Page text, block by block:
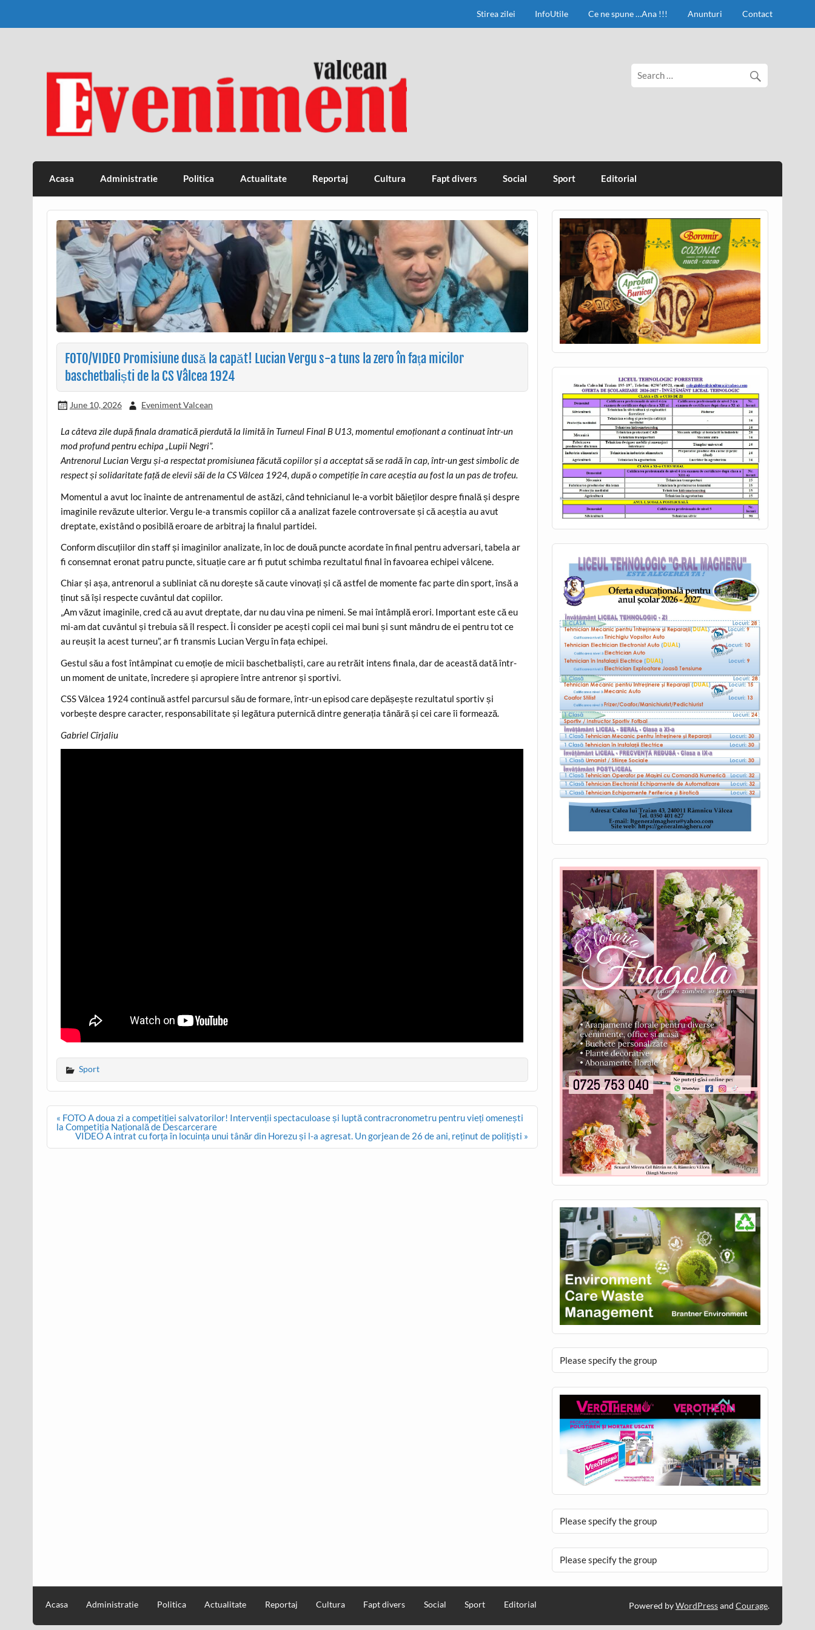
Stirea zilei InfoUtile Ce ne spune …Ana !!! Anunturi Contact
Eveniment Valcean
Acasa Administratie Politica Actualitate Reportaj Cultura Fapt divers Social Sport Editorial
FOTO/VIDEO Promisiune dusă la capăt! Lucian Vergu s-a tuns la zero în fața micilor
baschetbaliști de la CS Vâlcea 1924
June 10, 2026 Eveniment Valcean
La câteva zile după finala dramatică pierdută la limită în Turneul Final B U13, momentul emoționant a continuat într-un
mod profund pentru echipa „Lupii Negri”.
Antrenorul Lucian Vergu și-a respectat promisiunea făcută copiilor și a acceptat să se radă în cap, într-un gest simbolic de
respect și solidaritate față de elevii săi de la CS Vâlcea 1924, după o competiție în care aceștia au fost la un pas de trofeu.
Momentul a avut loc înainte de antrenamentul de astăzi, când tehnicianul le-a vorbit băieților despre finală și despre
imaginile revăzute ulterior. Vergu le-a transmis copiilor că a analizat fazele controversate și că aceștia au avut
dreptate, existând o posibilă eroare de arbitraj la finalul partidei.
Conform discuțiilor din staff și imaginilor analizate, în loc de două puncte acordate în final pentru adversari, tabela ar
fi consemnat eronat patru puncte, situație care ar fi putut schimba rezultatul final în favoarea echipei vâlcene.
Chiar și așa, antrenorul a subliniat că nu dorește să caute vinovați și că astfel de momente fac parte din sport, însă a
ținut să își respecte cuvântul dat copiilor.
„Am văzut imaginile, cred că au avut dreptate, dar nu dau vina pe nimeni. Se mai întâmplă erori. Important este că eu
mi-am dat cuvântul și trebuia să îl respect. Îi consider pe acești copii cei mai buni și sunt mândru de ei pentru tot ce
au reușit la acest turneu”, ar fi transmis Lucian Vergu în fața echipei.
Gestul său a fost întâmpinat cu emoție de micii baschetbaliști, care au retrăit intens finala, dar de această dată într-
un moment de unitate, încredere și apropiere între antrenor și sportivi.
CSS Vâlcea 1924 continuă astfel parcursul său de formare, într-un episod care depășește rezultatul sportiv și
vorbește despre caracter, responsabilitate și legătura puternică dintre generația tânără și cei care îi formează.
Gabriel Cîrjaliu
Sport
Post
navigation
« FOTO A doua zi a competiției salvatorilor! Intervenții spectaculoase și luptă contracronometru pentru vieți omenești
la Competiția Națională de Descarcerare
VIDEO A intrat cu forța în locuința unui tânăr din Horezu și l-a agresat. Un gorjean de 26 de ani, reținut de polițiști »
Please specify the group
Please specify the group
Please specify the group
Acasa Administratie Politica Actualitate Reportaj Cultura Fapt divers Social Sport Editorial Powered byWordPressand Courage.